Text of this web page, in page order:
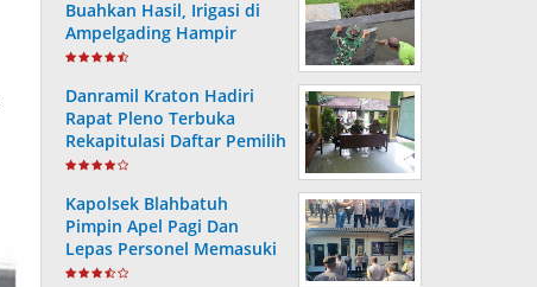
Buahkan Hasil, Irigasi di
Ampelgading Hampir
Rampung
Danramil Kraton Hadiri
Rapat Pleno Terbuka
Rekapitulasi Daftar Pemilih
Hasil Pemutakhiran
Kapolsek Blahbatuh
Pimpin Apel Pagi Dan
Lepas Personel Memasuki
Masa Purnabakti